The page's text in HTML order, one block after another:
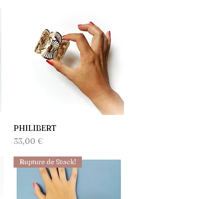
Aperçu rapide
PHILIBERT
Prix
33,00 €
Rupture de Stock!